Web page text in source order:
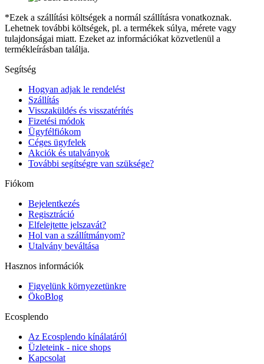
*Ezek a szállítási költségek a normál szállításra vonatkoznak.
Lehetnek további költségek, pl. a termékek súlya, mérete vagy
tulajdonságai miatt. Ezeket az információkat közvetlenül a
termékleírásban találja.
Segítség
Hogyan adjak le rendelést
Szállítás
Visszaküldés és visszatérítés
Fizetési módok
Ügyfélfiókom
Céges ügyfelek
Akciók és utalványok
További segítségre van szüksége?
Fiókom
Bejelentkezés
Regisztráció
Elfelejtette jelszavát?
Hol van a szállítmányom?
Utalvány beváltása
Hasznos információk
Figyelünk környezetünkre
ÖkoBlog
Ecosplendo
Az Ecosplendo kínálatáról
Üzleteink - nice shops
Kapcsolat